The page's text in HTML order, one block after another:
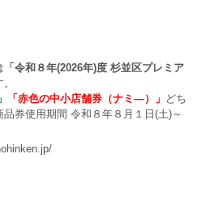
「令和８年(2026年)度 杉並区プレミア
「赤色の中小店舗券（ナミ―）」 どち
券使用期間 令和８年８月１日(土)～